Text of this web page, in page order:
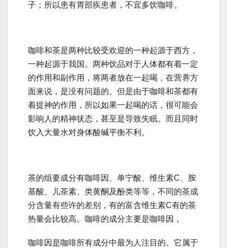
子；所以患有胃部疾患者，不宜多饮咖啡。
咖啡和茶是两种比较受欢迎的一种起源于西方，
一种起源于我国。两种饮品对于人体都有着一定
的作用和副作用，将两者放在一起喝，在营养方
面来说，是没有问题的。但是由于咖啡和茶都有
着提神的作用，所以如果一起喝的话，很可能会
影响人的精神状态，甚至是导致失眠。而且同时
饮入大量水对身体酸碱平衡不利。
茶的组要成分有咖啡因、单宁酸、维生素C、胺
基酸、儿茶素、类黄酮及酚类等等，不同的茶成
分含量有些许的差别，有的富含维生素C有的茶
热量会比较高。咖啡的成分主要是咖啡因，
咖啡因是咖啡所有成分中最为人注目的。它属于